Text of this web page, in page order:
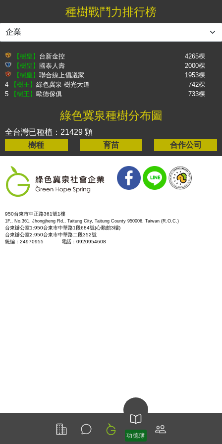
功德簿
種樹戰鬥力排行榜
【樹皇】 台新金控
4265棵
【樹皇】
國泰人壽
2000棵
【樹皇】 聯合線上倡議家
1953棵
4
【樹王】 綠色冀泉-樹光大道
742棵
5
【樹王】 歐德傢俱 733棵
綠色冀泉種樹分布圖
全台灣已種植：21429 顆
樹種
育苗 合作公司
950台東市中正路361號1樓
1F., No.361, Jhongjheng Rd., Taitung City, Taitung County 950006, Taiwan (R.O.C.)
台東辦公室1:950台東市中華路1段684號(心動館3樓)
台東辦公室2:950台東市中華路二段352號
統編：24970955 電話：0920954608